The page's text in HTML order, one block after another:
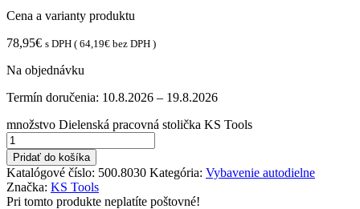
Cena a varianty produktu
78,95€ s DPH ( 64,19€ bez DPH )
Na objednávku
Termín doručenia: 10.8.2026 – 19.8.2026
množstvo Dielenská pracovná stolička KS Tools
Pridať do košíka
Katalógové číslo: 500.8030 Kategória: Vybavenie autodielne
Značka: KS Tools
Pri tomto produkte neplatíte poštovné!